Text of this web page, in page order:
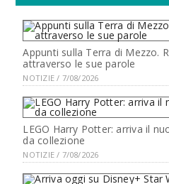
Appunti sulla Terra di Mezzo.
attraverso le sue parole
NOTIZIE / 7/08/2026
LEGO Harry Potter: arriva il
da collezione
NOTIZIE / 7/08/2026